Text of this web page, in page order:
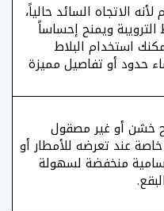
الاتجاه السائد حالياً،
ويمنح إحساساً
استخدام البلاط
حدود أو تفاصيل مميزة
خشن أو غير مصقول
عند تعرضه للأمطار أو
منخفضة لسهولة